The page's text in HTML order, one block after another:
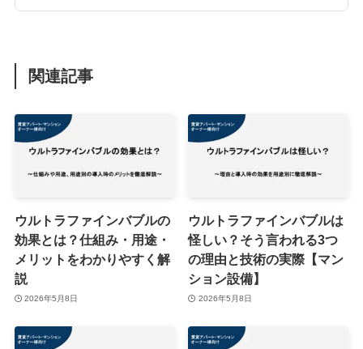
関連記事
ウルトラファインバブルの
効果とは？仕組み・用途・
メリットをわかりやすく解
説
2026年5月8日
ウルトラファインバブルは
怪しい？そう言われる3つ
の理由と技術の実際【マン
ション設備】
2026年5月8日